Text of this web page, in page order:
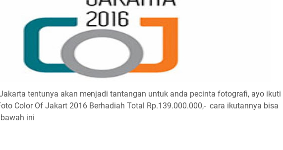
tentunya akan menjadi tantangan untuk anda pecinta fotografi, ayo ikuti
Color Of Jakart 2016 Berhadiah Total Rp.139.000.000,- cara ikutannya bisa
ini